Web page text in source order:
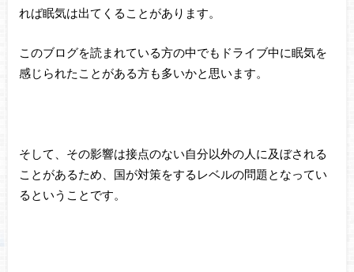
れば眠気は出てくることがあります。
このブログを読まれている方の中でもドライブ中に眠気を
感じられたことがある方も多いかと思います。
そして、その影響は接点のない自分以外の人に及ぼされる
ことがあるため、国が対策をするレベルの問題となってい
るということです。